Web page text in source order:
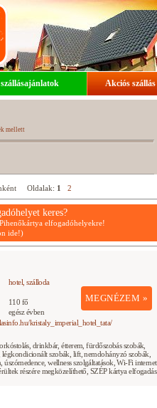
Akciós szállás
mellett
Oldalak: 1 2
keres?
elfogadóhelyekre!
ide!)
hotel, szálloda
MEGNÉZEM »
110 fő
egész évben
kristaly_imperial_hotel_tata/
drinkbár, étterem, fürdőszobás szobák,
szobák, lift, nemdohányzó szobák,
úszómedence, wellness szolgáltatások, Wi-Fi internet
részére megközelíthető, SZÉP kártya